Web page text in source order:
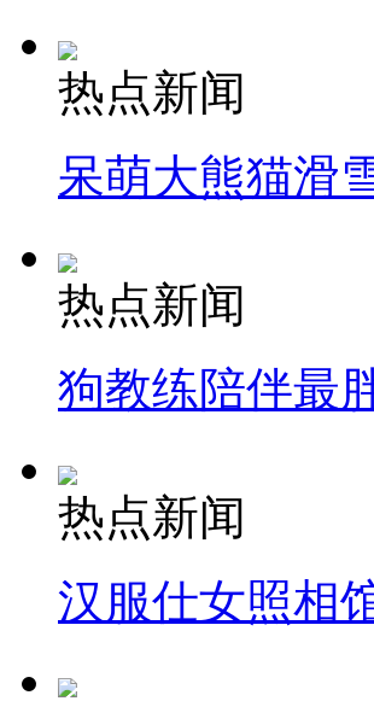
热点新闻
呆萌大熊猫滑
热点新闻
狗教练陪伴最
热点新闻
汉服仕女照相